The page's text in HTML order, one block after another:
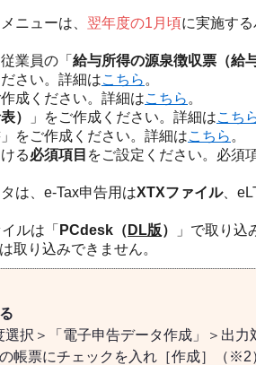
ニューは、 翌年度の1月頃に実施す
業員の「 給与所得の源泉徴収票（給
さい。詳細はこちら 。
作成ください。詳細はこちら 。
） 」をご作成ください。詳細はこち
をご作成ください。詳細はこちら 。
る必須項目 をご設定ください。必須
は、e-Tax申告用はXTXファイル、
ルは「 PCdesk（ DL版）
」で取り込
取り込みできません。
選択＞「電子申告データ作成」＞出力
帳票にチェックを入れ［作成］（※2